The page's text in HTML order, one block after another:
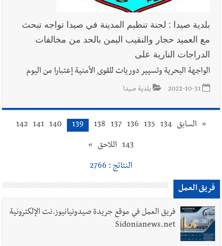
بلدية صيدا : لجنة تنظيم المدينة في صيدا تواجه تبحث
مع العميد حجار والنقيب اليمن بالحد من مخالفات
الدراجات النارية على
الواجهة البحرية وتسيير دوريات للقوى الأمنية إعتبارا من اليوم
2022-10-31 بلدية صيدا
« السابق 134
135
136
137
138
139
140
141
142
143 اللاحق »
النتائج : 2766
فريق العمل
فريق العمل في موقع جريدة صيدونيانيوز.نت الإلكترونية
Sidonianews.net